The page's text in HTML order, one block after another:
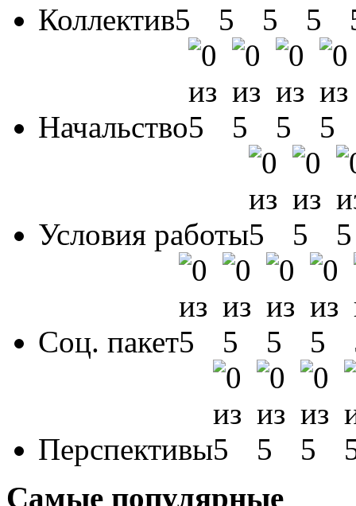
Коллектив
Начальство
Условия работы
Соц. пакет
Перспективы
Самые популярные